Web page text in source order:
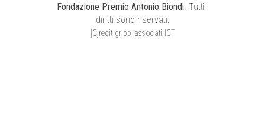
Fondazione Premio Antonio Biondi . Tutti i
diritti sono riservati.
[C]redit grippi associati ICT